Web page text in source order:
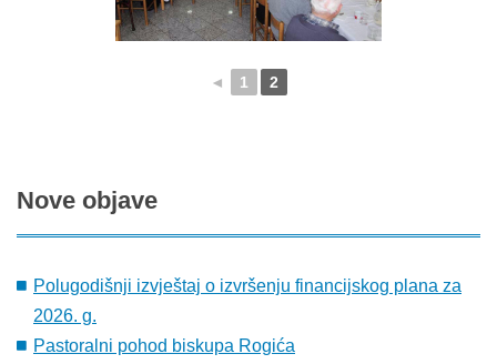
◄ 1 2
Nove objave
Polugodišnji izvještaj o izvršenju financijskog plana za
2026. g.
Pastoralni pohod biskupa Rogića